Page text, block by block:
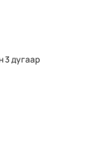
3 дугаар